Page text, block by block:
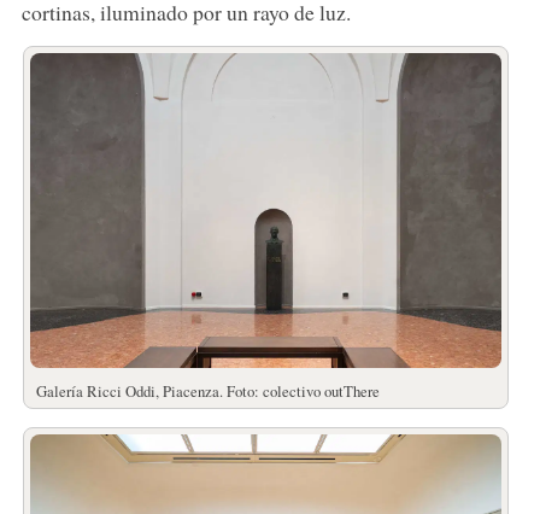
cortinas, iluminado por un rayo de luz.
Galería Ricci Oddi, Piacenza. Foto: colectivo outThere